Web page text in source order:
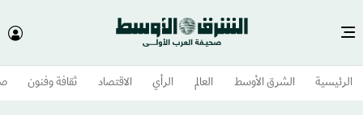
الرئيسية الشرق الأوسط​ العالم الرأي الاقتصاد ثقافة وفنون